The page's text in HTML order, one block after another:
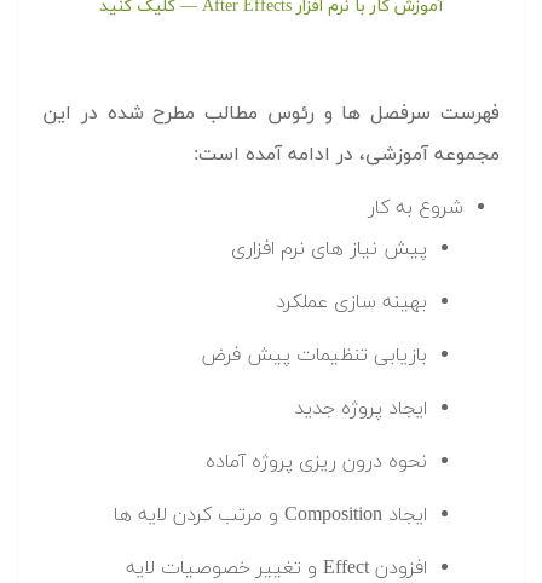
آموزش کار با نرم افزار After Effects — کلیک کنید
فهرست سرفصل ها و رئوس مطالب مطرح شده در این
مجموعه آموزشی، در ادامه آمده است:
شروع به کار
پیش نیاز های نرم افزاری
بهینه سازی عملکرد
بازیابی تنظیمات پیش فرض
ایجاد پروژه جدید
نحوه درون ریزی پروژه آماده
ایجاد Composition و مرتب کردن لایه ها
افزودن Effect و تغییر خصوصیات لایه